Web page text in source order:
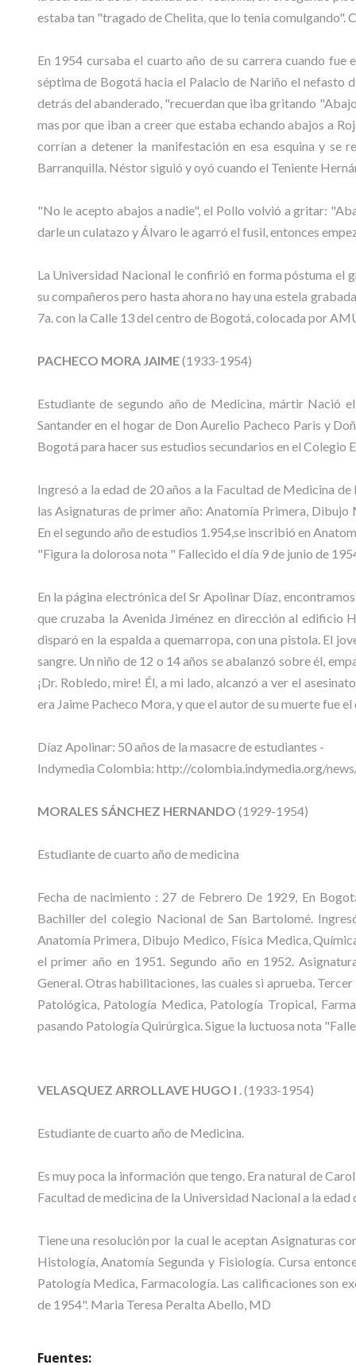
estaba tan "tragado de Chelita, que lo tenia comulgando".
En 1954 cursaba el cuarto año de su carrera cuando
séptima de Bogotá hacia el Palacio de Nariño el nefasto
detrás del abanderado, "recuerdan que iba gritando
mas por que iban a creer que estaba echando abajos a
corrían a detener la manifestación en esa esquina y se
Barranquilla. Néstor siguió y oyó cuando el Teniente
"No le acepto abajos a nadie", el Pollo volvió a gritar:
darle un culatazo y Álvaro le agarró el fusil, entonces
La Universidad Nacional le confirió en forma póstuma el
su compañeros pero hasta ahora no hay una estela
7a. con la Calle 13 del centro de Bogotá, colocada por
PACHECO MORA JAIME(1933-1954)
Estudiante de segundo año de Medicina, mártir Nació
Santander en el hogar de Don Aurelio Pacheco Paris y
Bogotá para hacer sus estudios secundarios en el
Ingresó a la edad de 20 años a la Facultad de Medicina
las Asignaturas de primer año: Anatomía Primera,
En el segundo año de estudios 1.954,se inscribió en
"Figura la dolorosa nota " Fallecido el día 9 de junio de
En la página electrónica del Sr Apolinar Díaz,
que cruzaba la Avenida Jiménez en dirección al edificio
disparó en la espalda a quemarropa, con una pistola. El
sangre. Un niño de 12 o 14 años se abalanzó sobre él,
¡Dr. Robledo, mire! Él, a mi lado, alcanzó a ver el
era Jaime Pacheco Mora, y que el autor de su muerte fue
Díaz Apolinar: 50 años de la masacre de estudiantes -
Indymedia Colombia: http://colombia.indymedia.org/
MORALES SÁNCHEZ HERNANDO (1929-1954)
Estudiante de cuarto año de medicina
Fecha de nacimiento : 27 de Febrero De 1929, En
Bachiller del colegio Nacional de San Bartolomé.
Anatomía Primera, Dibujo Medico, Física Medica,
el primer año en 1951. Segundo año en 1952.
General. Otras habilitaciones, las cuales si aprueba.
Patológica, Patología Medica, Patología Tropical,
pasando Patología Quirúrgica. Sigue la luctuosa nota
VELASQUEZ ARROLLAVE HUGO I . (1933-1954)
Estudiante de cuarto año de Medicina.
Es muy poca la información que tengo. Era natural de
Facultad de medicina de la Universidad Nacional a la
Tiene una resolución por la cual le aceptan Asignaturas
Histología, Anatomía Segunda y Fisiología. Cursa
Patología Medica, Farmacología. Las calificaciones son
de 1954". Maria Teresa Peralta Abello, MD
Fuentes: